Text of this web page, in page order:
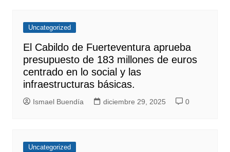
Uncategorized
El Cabildo de Fuerteventura aprueba
presupuesto de 183 millones de euros
centrado en lo social y las
infraestructuras básicas.
Ismael Buendía diciembre 29, 2025 0
Uncategorized